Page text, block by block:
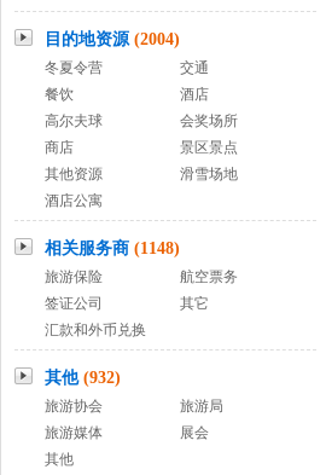
目的地资源 (2004)
冬夏令营
交通
餐饮
酒店
高尔夫球
会奖场所
商店
景区景点
其他资源
滑雪场地
酒店公寓
相关服务商 (1148)
旅游保险
航空票务
签证公司
其它
汇款和外币兑换
其他 (932)
旅游协会
旅游局
旅游媒体
展会
其他